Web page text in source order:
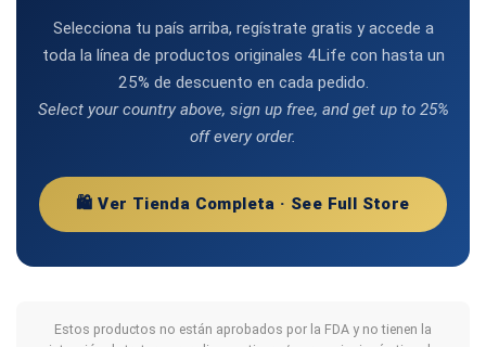
Selecciona tu país arriba, regístrate gratis y accede a
toda la línea de productos originales 4Life con hasta un
25% de descuento en cada pedido.
Select your country above, sign up free, and get up to 25%
off every order.
🛍️ Ver Tienda Completa · See Full Store
Estos productos no están aprobados por la FDA y no tienen la